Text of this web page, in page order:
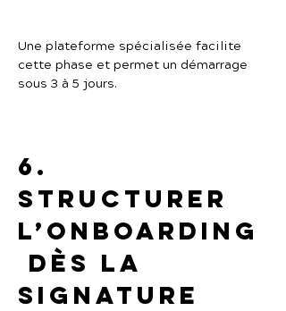
Une plateforme spécialisée facilite
cette phase et permet un démarrage
sous 3 à 5 jours.
6.
Structurer
l’onboarding
dès la
signature